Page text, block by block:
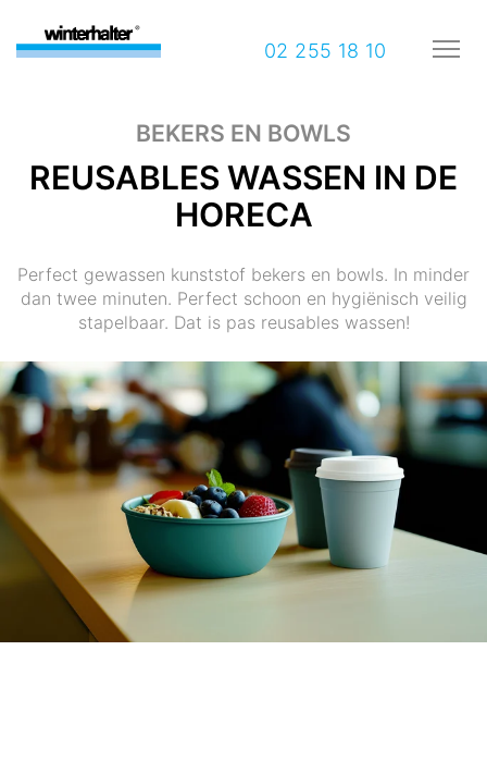
02 255 18 10
BEKERS EN BOWLS
REUSABLES WASSEN IN DE
HORECA
Perfect gewassen kunststof bekers en bowls. In minder
dan twee minuten. Perfect schoon en hygiënisch veilig
stapelbaar. Dat is pas reusables wassen!